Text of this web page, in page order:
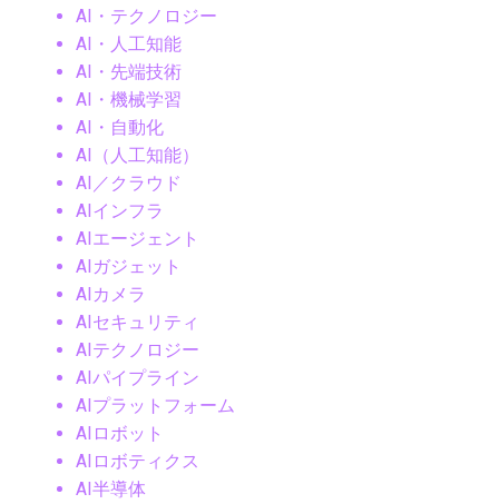
AI・テクノロジー
AI・人工知能
AI・先端技術
AI・機械学習
AI・自動化
AI（人工知能）
AI／クラウド
AIインフラ
AIエージェント
AIガジェット
AIカメラ
AIセキュリティ
AIテクノロジー
AIパイプライン
AIプラットフォーム
AIロボット
AIロボティクス
AI半導体